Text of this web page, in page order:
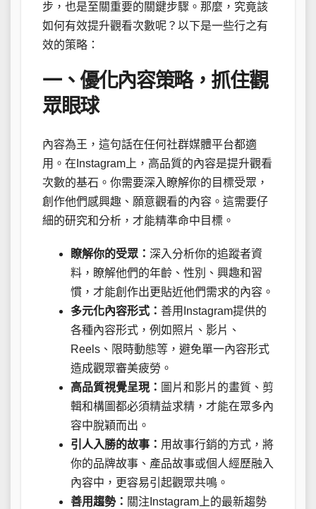
步，也是至關重要的關鍵步驟。那麼，究竟該
如何有效提升觀看次數呢？以下是一些行之有
效的策略：
一、優化內容策略，抓住觀
眾眼球
內容為王，這句話在任何社群媒體平台都適
用。在Instagram上，高品質的內容是提升觀看
次數的基石。你需要深入瞭解你的目標受眾，
創作他們感興趣、願意觀看的內容。這需要仔
細的研究和分析，才能精準命中目標。
瞭解你的受眾： 深入分析你的追蹤者資
料，瞭解他們的年齡、性別、興趣和習
慣，才能創作出更貼近他們需求的內容。
多元化內容形式： 善用Instagram提供的
各種內容形式，例如照片、影片、
Reels、限時動態等，避免單一內容形式
造成觀眾審美疲勞。
高品質視覺呈現： 圖片和影片的畫質、剪
輯和構圖都必須精益求精，才能在眾多內
容中脫穎而出。
引人入勝的故事： 用故事行銷的方式，將
你的品牌故事、產品故事或個人經歷融入
內容中，更容易引起觀眾共鳴。
善用趨勢： 關注Instagram上的最新趨勢